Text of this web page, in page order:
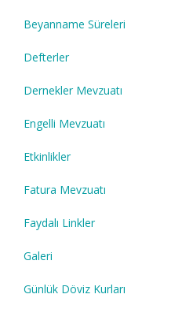
Beyanname Süreleri
Defterler
Dernekler Mevzuatı
Engelli Mevzuatı
Etkinlikler
Fatura Mevzuatı
Faydalı Linkler
Galeri
Günlük Döviz Kurları